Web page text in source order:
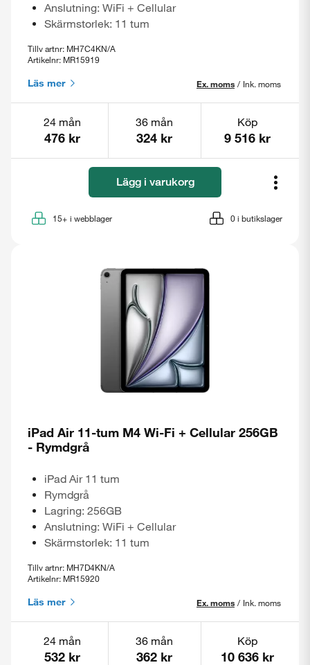
Anslutning: WiFi + Cellular
Skärmstorlek: 11 tum
Tillv artnr: MH7C4KN/A
Artikelnr: MR15919
Läs mer Ex. moms / Ink. moms
24 mån
476 kr
36 mån
324 kr
Köp
9 516 kr
Lägg i varukorg
15+ i webblager 0 i butikslager
iPad Air 11-tum M4 Wi-Fi + Cellular 256GB
- Rymdgrå
iPad Air 11 tum
Rymdgrå
Lagring: 256GB
Anslutning: WiFi + Cellular
Skärmstorlek: 11 tum
Tillv artnr: MH7D4KN/A
Artikelnr: MR15920
Läs mer Ex. moms / Ink. moms
24 mån
532 kr
36 mån
362 kr
Köp
10 636 kr